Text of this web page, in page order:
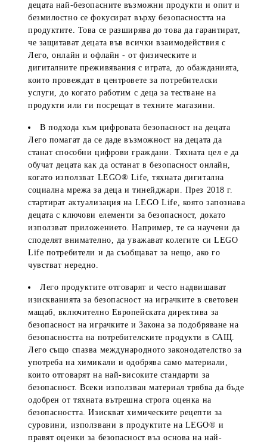
децата най-безопасните възможни продукти и опит и
безмилостно се фокусират върху безопасността на
продуктите. Това се разширява до това да гарантират,
че защитават децата във всички взаимодействия с
Лего, онлайн и офлайн - от физическите и
дигиталните преживявания с играта, до обажданията,
които провеждат в центровете за потребителски
услуги, до когато работим с деца за тестване на
продукти или ги посрещат в техните магазини.
В подхода към цифровата безопасност на децата
Лего помагат да се даде възможност на децата да
станат способни цифрови граждани. Тяхната цел е да
обучат децата как да останат в безопасност онлайн,
когато използват LEGO® Life, тяхната дигитална
социална мрежа за деца и тинейджари. През 2018 г.
стартират актуализация на LEGO Life, която запознава
децата с ключови елементи за безопасност, докато
използват приложението. Например, те са научени да
споделят внимателно, да уважават колегите си LEGO
Life потребители и да съобщават за нещо, ако го
чувстват нередно.
Лего продуктите отговарят и често надвишават
изискванията за безопасност на играчките в световен
мащаб, включително Европейската директива за
безопасност на играчките и Закона за подобряване на
безопасността на потребителските продукти в САЩ.
Лего също спазва международното законодателство за
употреба на химикали и одобрява само материали,
които отговарят на най-високите стандарти за
безопасност. Всеки използван материал трябва да бъде
одобрен от тяхната вътрешна строга оценка на
безопасността. Изискват химическите рецепти за
суровини, използвани в продуктите на LEGO® и
правят оценки за безопасност въз основа на най-